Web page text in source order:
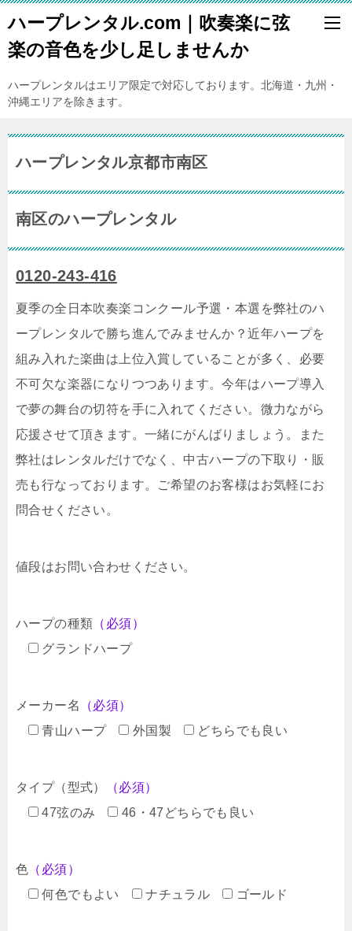
ハープレンタル.com｜吹奏楽に弦
楽の音色を少し足しませんか
ハープレンタルはエリア限定で対応しております。北海道・九州・
沖縄エリアを除きます。
ハープレンタル京都市南区
南区のハープレンタル
0120-243-416
夏季の全日本吹奏楽コンクール予選・本選を弊社のハ
ープレンタルで勝ち進んでみませんか？近年ハープを
組み入れた楽曲は上位入賞していることが多く、必要
不可欠な楽器になりつつあります。今年はハープ導入
で夢の舞台の切符を手に入れてください。微力ながら
応援させて頂きます。一緒にがんばりましょう。また
弊社はレンタルだけでなく、中古ハープの下取り・販
売も行なっております。ご希望のお客様はお気軽にお
問合せください。
値段はお問い合わせください。
ハープの種類 （必須）
グランドハープ
メーカー名
（必須）
青山ハープ
外国製 どちらでも良い
タイプ（型式）
（必須）
47弦のみ
46・47どちらでも良い
色 （必須）
何色でもよい
ナチュラル ゴールド